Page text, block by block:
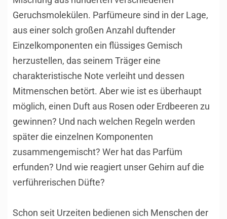
Geruchsmolekülen. Parfümeure sind in der Lage,
aus einer solch großen Anzahl duftender
Einzelkomponenten ein flüssiges Gemisch
herzustellen, das seinem Träger eine
charakteristische Note verleiht und dessen
Mitmenschen betört. Aber wie ist es überhaupt
möglich, einen Duft aus Rosen oder Erdbeeren zu
gewinnen? Und nach welchen Regeln werden
später die einzelnen Komponenten
zusammengemischt? Wer hat das Parfüm
erfunden? Und wie reagiert unser Gehirn auf die
verführerischen Düfte?
Schon seit Urzeiten bedienen sich Menschen der